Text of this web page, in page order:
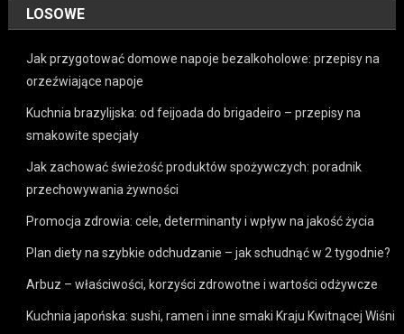
LOSOWE
Jak przygotować domowe napoje bezalkoholowe: przepisy na
orzeźwiające napoje
Kuchnia brazylijska: od feijoada do brigadeiro – przepisy na
smakowite specjały
Jak zachować świeżość produktów spożywczych: poradnik
przechowywania żywności
Promocja zdrowia: cele, determinanty i wpływ na jakość życia
Plan diety na szybkie odchudzanie – jak schudnąć w 2 tygodnie?
Arbuz – właściwości, korzyści zdrowotne i wartości odżywcze
Kuchnia japońska: sushi, ramen i inne smaki Kraju Kwitnącej Wiśni